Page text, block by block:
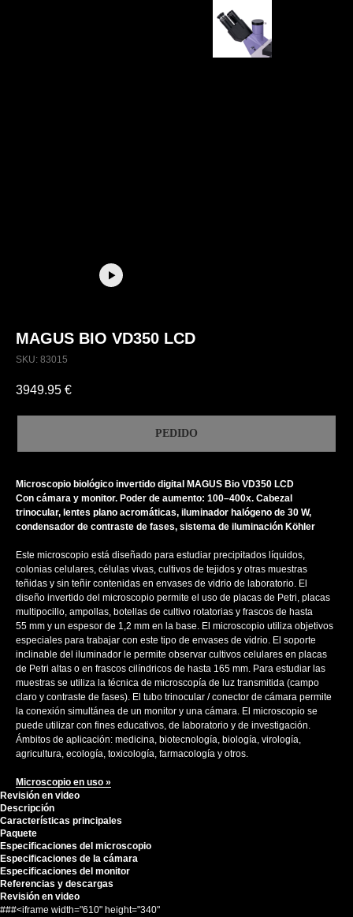
MAGUS BIO VD350 LCD
SKU: 83015
3949.95 €
PEDIDO
Microscopio biológico invertido digital MAGUS Bio VD350 LCD
Con cámara y monitor. Poder de aumento: 100–400x. Cabezal
trinocular, lentes plano acromáticas, iluminador halógeno de 30 W,
condensador de contraste de fases, sistema de iluminación Köhler
Este microscopio está diseñado para estudiar precipitados líquidos,
colonias celulares, células vivas, cultivos de tejidos y otras muestras
teñidas y sin teñir contenidas en envases de vidrio de laboratorio. El
diseño invertido del microscopio permite el uso de placas de Petri, placas
multipocillo, ampollas, botellas de cultivo rotatorias y frascos de hasta
55 mm y un espesor de 1,2 mm en la base. El microscopio utiliza objetivos
especiales para trabajar con este tipo de envases de vidrio. El soporte
inclinable del iluminador le permite observar cultivos celulares en placas
de Petri altas o en frascos cilíndricos de hasta 165 mm. Para estudiar las
muestras se utiliza la técnica de microscopía de luz transmitida (campo
claro y contraste de fases). El tubo trinocular / conector de cámara permite
la conexión simultánea de un monitor y una cámara. El microscopio se
puede utilizar con fines educativos, de laboratorio y de investigación.
Ámbitos de aplicación: medicina, biotecnología, biología, virología,
agricultura, ecología, toxicología, farmacología y otros.
Microscopio en uso »
Revisión en video
Descripción
Características principales
Paquete
Especificaciones del microscopio
Especificaciones de la cámara
Especificaciones del monitor
Referencias y descargas
Revisión en video
###<iframe width="610" height="340"